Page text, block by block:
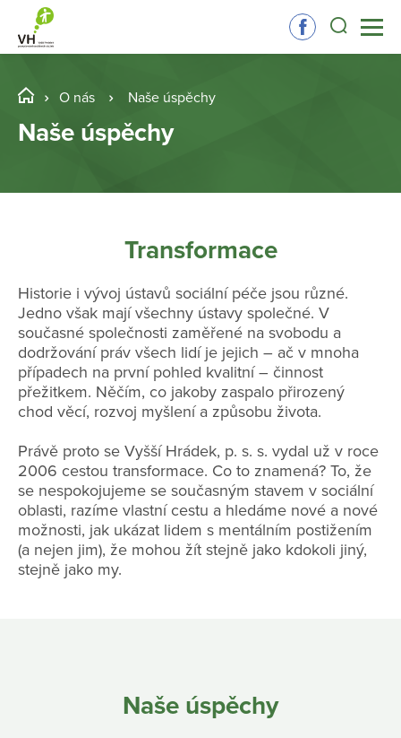
O nás Naše úspěchy
Naše úspěchy
Transformace
Historie i vývoj ústavů sociální péče jsou různé.
Jedno však mají všechny ústavy společné. V
současné společnosti zaměřené na svobodu a
dodržování práv všech lidí je jejich – ač v mnoha
případech na první pohled kvalitní – činnost
přežitkem. Něčím, co jakoby zaspalo přirozený
chod věcí, rozvoj myšlení a způsobu života.
Právě proto se Vyšší Hrádek, p. s. s. vydal už v roce
2006 cestou transformace. Co to znamená? To, že
se nespokojujeme se současným stavem v sociální
oblasti, razíme vlastní cestu a hledáme nové a nové
možnosti, jak ukázat lidem s mentálním postižením
(a nejen jim), že mohou žít stejně jako kdokoli jiný,
stejně jako my.
Naše úspěchy